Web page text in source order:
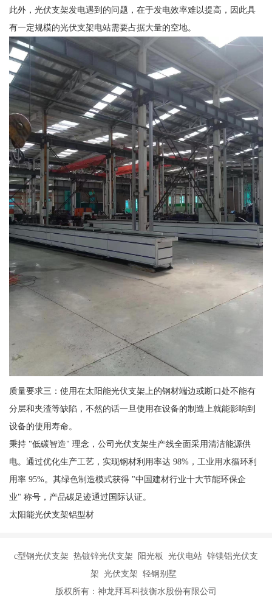
此外，光伏支架发电遇到的问题，在于发电效率难以提高，因此具
有一定规模的光伏支架电站需要占据大量的空地。
质量要求三：使用在太阳能光伏支架上的钢材端边或断口处不能有
分层和夹渣等缺陷，不然的话一旦使用在设备的制造上就能影响到
设备的使用寿命。
秉持 "低碳智造" 理念，公司光伏支架生产线全面采用清洁能源供
电。通过优化生产工艺，实现钢材利用率达 98%，工业用水循环利
用率 95%。其绿色制造模式获得 "中国建材行业十大节能环保企
业" 称号，产品碳足迹通过国际认证。
太阳能光伏支架铝型材
c型钢光伏支架 热镀锌光伏支架 阳光板 光伏电站 锌镁铝光伏支
架 光伏支架 轻钢别墅
版权所有：神龙拜耳科技衡水股份有限公司